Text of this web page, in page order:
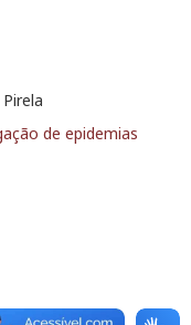
de epidemias